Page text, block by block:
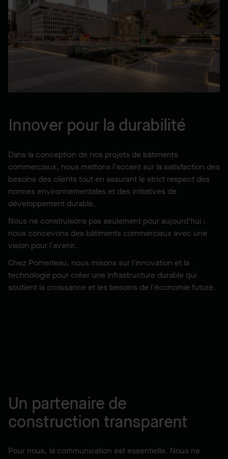
Innover pour la durabilité
Dans la conception de nos projets de bâtiments
commerciaux, nous mettons l’accent sur la satisfaction des
besoins des clients tout en assurant le strict respect des
normes environnementales et des initiatives de
développement durable.
Nous ne construisons pas seulement pour aujourd'hui :
nous concevons des bâtiments commerciaux avec une
vision pour l’avenir.
Chez Pomerleau, nous misons sur l'innovation et la
technologie pour créer une infrastructure durable qui
soutient la croissance et les besoins de l'économie future.
Un partenaire de
construction transparent
Pour nous, la communication est essentielle. Nous ne